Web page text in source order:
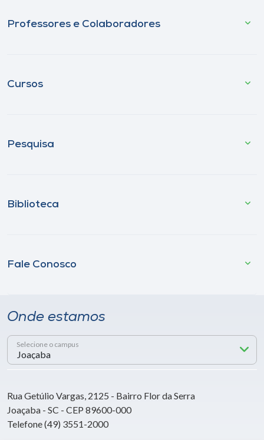
Professores e Colaboradores
Cursos
Pesquisa
Biblioteca
Fale Conosco
Onde estamos
Selecione o campus
Rua Getúlio Vargas, 2125 - Bairro Flor da Serra
Joaçaba - SC - CEP 89600-000
Telefone (49) 3551-2000